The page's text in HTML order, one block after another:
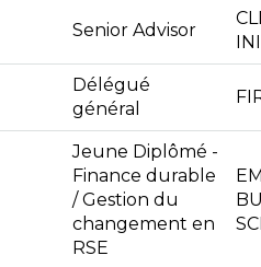
Senior Advisor
Délégué
général
Jeune Diplômé -
Finance durable
/ Gestion du
changement en
RSE